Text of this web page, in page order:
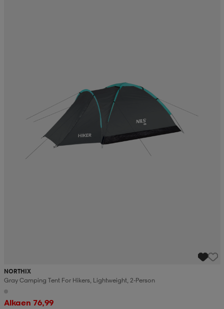
NORTHIX
Gray Camping Tent For Hikers, Lightweight, 2-Person
Alkaen 76,99